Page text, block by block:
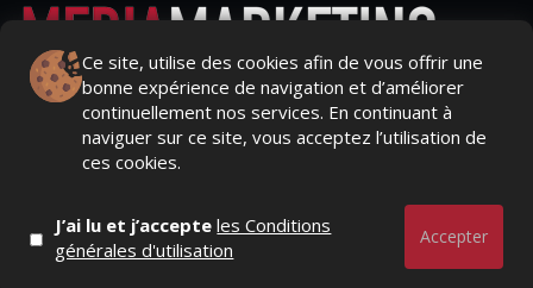
Ce site, utilise des cookies afin de vous offrir une
bonne expérience de navigation et d’améliorer
continuellement nos services. En continuant à
naviguer sur ce site, vous acceptez l’utilisation de
ces cookies.
J’ai lu et j’accepteles Conditions
générales d'utilisation
Accepter
Actualités Média, Actualités Com/Market/Ntic, Actualités
Distrib, Dossier, Interview, Stratégies, Communication,
Marques avenue, Relations presse, Créa, Baromètre,
People, Métier, Profil...
RESTER CONNECTÉ